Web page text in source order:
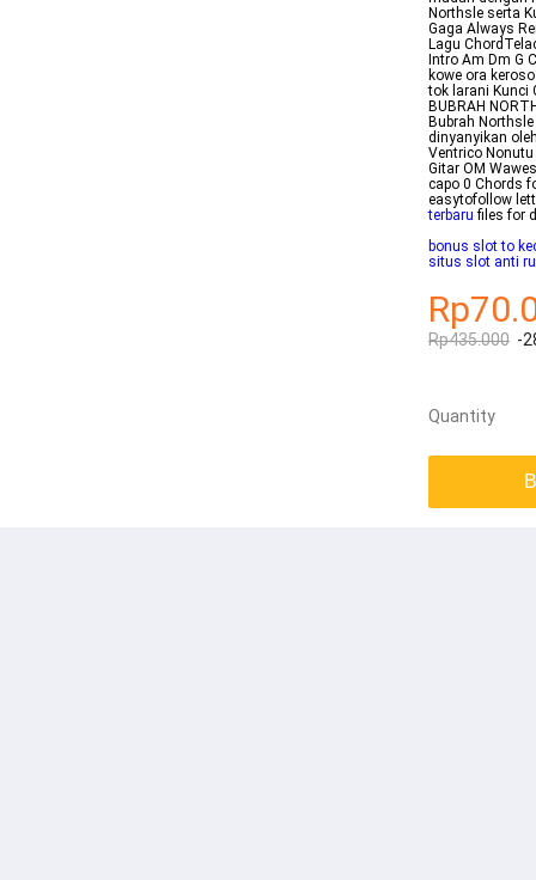
Northsle serta
Gaga Always
Lagu
Intro Am Dm G
kowe ora
tok larani Kunci
BUBRAH
Bubrah
dinyanyikan
Ventrico
Gitar OM
capo 0 Chords
easytofollow
terbaru files for
bonus slot to
situs slot anti
Rp435.000 -
Quantity